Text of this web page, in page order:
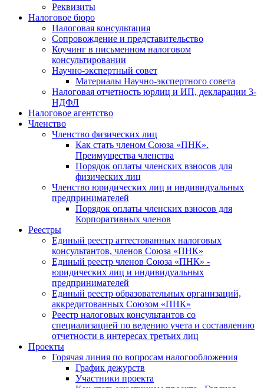
Реквизиты
Налоговое бюро
Налоговая консультация
Cопровождение и представительство
Коучинг в письменном налоговом
консультировании
Научно-экспертный совет
Материалы Научно-экспертного совета
Налоговая отчетность юрлиц и ИП, декларации 3-
НДФЛ
Налоговое агентство
Членство
Членство физических лиц
Как стать членом Союза «ПНК».
Преимущества членства
Порядок оплаты членских взносов для
физических лиц
Членство юридических лиц и индивидуальных
предпринимателей
Порядок оплаты членских взносов для
Корпоративных членов
Реестры
Единый реестр аттестованных налоговых
консультантов, членов Союза «ПНК»
Единый реестр членов Союза «ПНК» -
юридических лиц и индивидуальных
предпринимателей
Единый реестр образовательных организаций,
аккредитованных Союзом «ПНК»
Реестр налоговых консультантов со
специализацией по ведению учета и составлению
отчетности в интересах третьих лиц
Проекты
Горячая линия по вопросам налогообложения
График дежурств
Участники проекта